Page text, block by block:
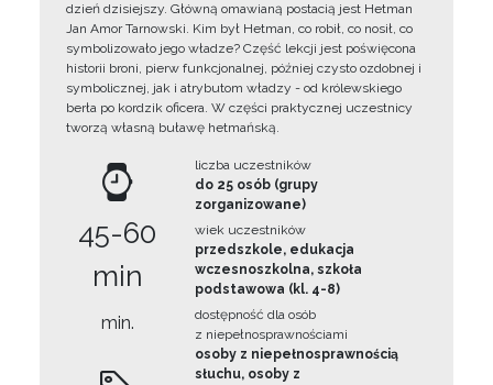
dzień dzisiejszy. Główną omawianą postacią jest Hetman
Jan Amor Tarnowski. Kim był Hetman, co robił, co nosił, co
symbolizowało jego władze? Część lekcji jest poświęcona
historii broni, pierw funkcjonalnej, później czysto ozdobnej i
symbolicznej, jak i atrybutom władzy - od królewskiego
berła po kordzik oficera. W części praktycznej uczestnicy
tworzą własną buławę hetmańską.
45-60
min
min.
liczba uczestników
do 25 osób (grupy
zorganizowane)
wiek uczestników
przedszkole, edukacja
wczesnoszkolna, szkoła
podstawowa (kl. 4-8)
dostępność dla osób
z niepełnosprawnościami
osoby z niepełnosprawnością
słuchu, osoby z